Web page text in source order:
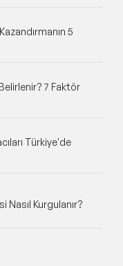
5
7 Faktör
Türkiye'de
Nasıl Kurgulanır?